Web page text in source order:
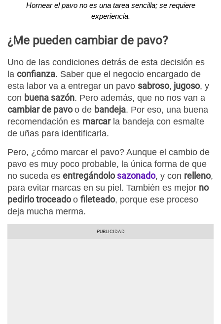
Hornear el pavo no es una tarea sencilla; se requiere
experiencia.
¿Me pueden cambiar de pavo?
Uno de las condiciones detrás de esta decisión es
la confianza. Saber que el negocio encargado de
esta labor va a entregar un pavo sabroso, jugoso, y
con buena sazón. Pero además, que no nos van a
cambiar de pavoo de bandeja. Por eso, una buena
recomendación es marcarla bandeja con esmalte
de uñas para identificarla.
Pero, ¿cómo marcar el pavo? Aunque el cambio de
pavo es muy poco probable, la única forma de que
no suceda es entregándolosazonado, y con relleno,
para evitar marcas en su piel. También es mejor no
pedirlo troceadoo fileteado, porque ese proceso
deja mucha merma.